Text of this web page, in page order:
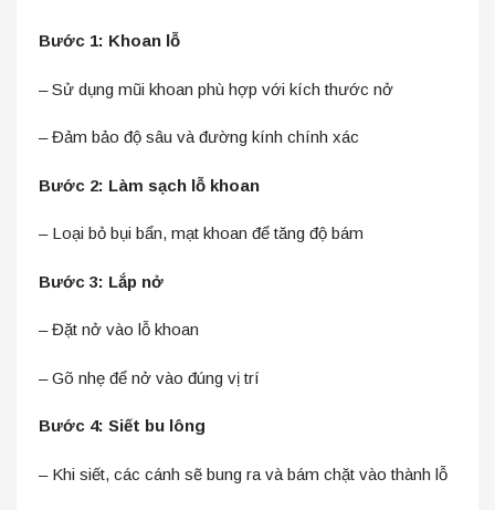
Bước 1: Khoan lỗ
– Sử dụng mũi khoan phù hợp với kích thước nở
– Đảm bảo độ sâu và đường kính chính xác
Bước 2: Làm sạch lỗ khoan
– Loại bỏ bụi bẩn, mạt khoan để tăng độ bám
Bước 3: Lắp nở
– Đặt nở vào lỗ khoan
– Gõ nhẹ để nở vào đúng vị trí
Bước 4: Siết bu lông
– Khi siết, các cánh sẽ bung ra và bám chặt vào thành lỗ